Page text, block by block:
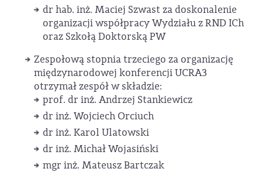
dr hab. inż. Maciej Szwast za doskonalenie
organizacji współpracy Wydziału z RND ICh
oraz Szkołą Doktorską PW
Zespołową stopnia trzeciego za organizację
międzynarodowej konferencji UCRA3
otrzymał zespół w składzie:
prof. dr inż. Andrzej Stankiewicz
dr inż. Wojciech Orciuch
dr inż. Karol Ulatowski
dr inż. Michał Wojasiński
mgr inż. Mateusz Bartczak